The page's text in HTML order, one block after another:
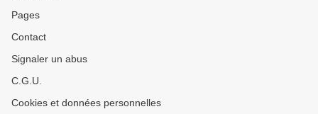
Pages
Contact
Signaler un abus
C.G.U.
Cookies et données personnelles